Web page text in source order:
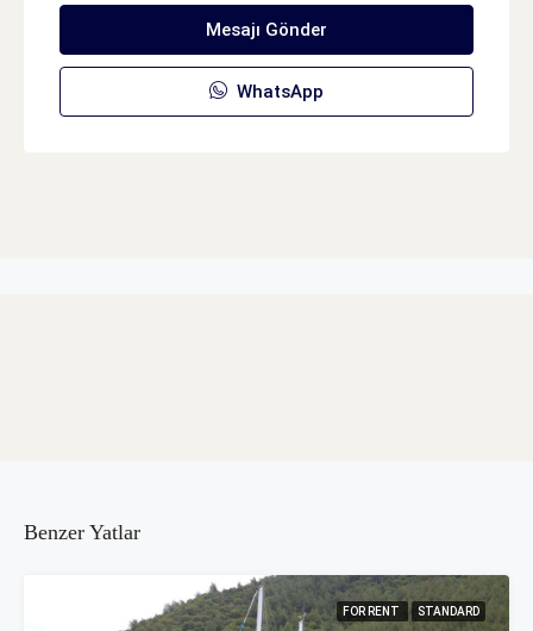
Mesajı Gönder
WhatsApp
Benzer Yatlar
FOR RENT STANDARD